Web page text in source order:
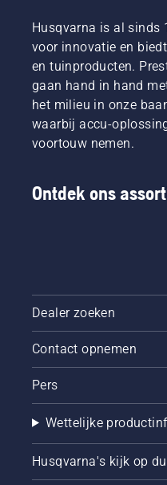
Husqvarna is al sinds
voor innovatie en
en tuinproducten.
gaan hand in hand
het milieu in onze
waarbij accu-
voortouw nemen.
Ontdek ons
Dealer zoeken
Contact opnemen
Pers
Wettelijke
Husqvarna's kijk op